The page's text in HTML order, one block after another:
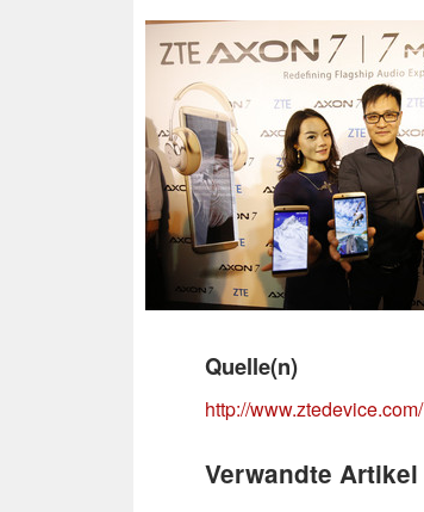
Quelle(n)
http://www.ztedevice.com/
Verwandte Artikel